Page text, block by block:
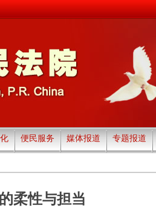
便民服务 媒体报道 专题报道
柔性与担当